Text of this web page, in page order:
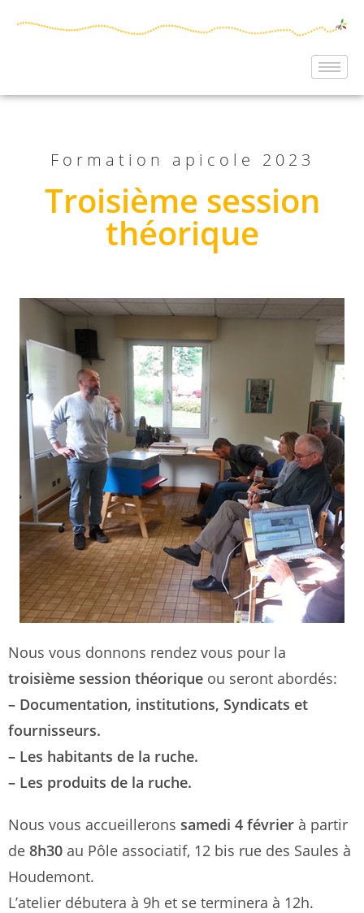
Formation apicole 2023
Troisième session
théorique
Nous vous donnons rendez vous pour la
troisième session théorique ou seront abordés:
– Documentation, institutions, Syndicats et
fournisseurs.
– Les habitants de la ruche.
– Les produits de la ruche.
Nous vous accueillerons samedi 4 février à partir
de 8h30 au Pôle associatif, 12 bis rue des Saules à
Houdemont.
L’atelier débutera à 9h et se terminera à 12h.